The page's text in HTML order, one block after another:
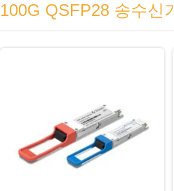
100G QSFP28 송수신기